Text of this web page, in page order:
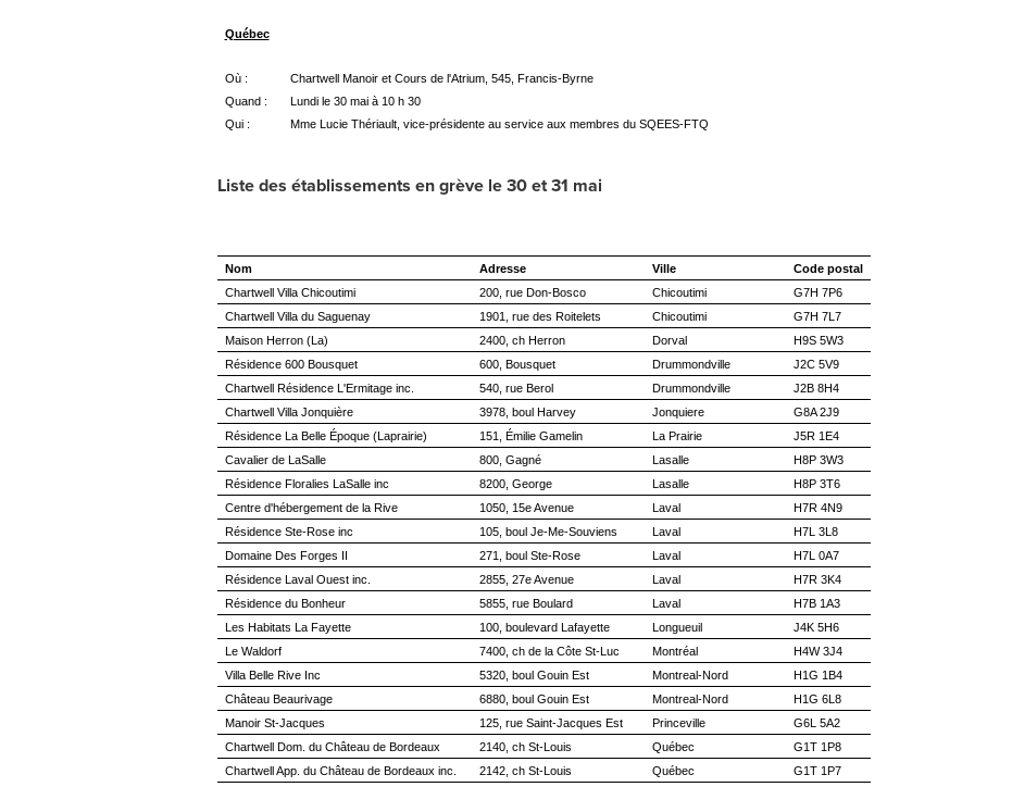
Québec
Où :
Chartwell Manoir et Cours de l'Atrium, 545, Francis-Byrne
Quand :
Lundi le 30 mai à 10 h 30
Qui :
Mme Lucie Thériault, vice-présidente au service aux membres du SQEES-FTQ
Liste des établissements en grève le 30 et 31 mai
Nom Adresse Ville
Code postal
Chartwell Villa Chicoutimi
200, rue Don-Bosco Chicoutimi
G7H 7P6
Chartwell Villa du Saguenay
1901, rue des Roitelets Chicoutimi
G7H 7L7
Maison Herron (La)
2400, ch Herron Dorval
H9S 5W3
Résidence 600 Bousquet
600, Bousquet Drummondville
J2C 5V9
Chartwell Résidence L'Ermitage inc.
540, rue Berol Drummondville
J2B 8H4
Chartwell Villa Jonquière
3978, boul Harvey Jonquiere
G8A 2J9
Résidence La Belle Époque (Laprairie)
151, Émilie Gamelin La Prairie
J5R 1E4
Cavalier de LaSalle
800, Gagné Lasalle
H8P 3W3
Résidence Floralies LaSalle inc
8200, George Lasalle
H8P 3T6
Centre d'hébergement de la Rive
1050, 15e Avenue Laval
H7R 4N9
Résidence Ste-Rose inc
105, boul Je-Me-Souviens Laval
H7L 3L8
Domaine Des Forges II
271, boul Ste-Rose Laval
H7L 0A7
Résidence Laval Ouest inc.
2855, 27e Avenue Laval
H7R 3K4
Résidence du Bonheur
5855, rue Boulard Laval
H7B 1A3
Les Habitats La Fayette
100, boulevard Lafayette Longueuil
J4K 5H6
Le Waldorf
7400, ch de la Côte St-Luc Montréal
H4W 3J4
Villa Belle Rive Inc
5320, boul Gouin Est Montreal-Nord
H1G 1B4
Château Beaurivage
6880, boul Gouin Est Montreal-Nord
H1G 6L8
Manoir St-Jacques
125, rue Saint-Jacques Est Princeville
G6L 5A2
Chartwell Dom. du Château de Bordeaux
2140, ch St-Louis Québec
G1T 1P8
Chartwell App. du Château de Bordeaux inc.
2142, ch St-Louis Québec
G1T 1P7